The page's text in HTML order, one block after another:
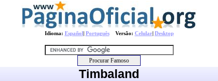
Idioma: Español| PortuguêsVersão: Celular| Desktop
Timbaland